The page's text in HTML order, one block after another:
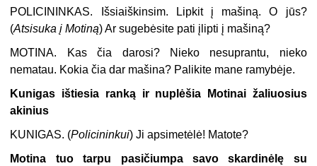
POLICININKAS.
Išsiaiškinsim. Lipkit į mašiną. O jūs?
(Atsisuka į Motiną) Ar sugebėsite pati įlipti į mašiną?
MOTINA.
Kas čia darosi? Nieko nesuprantu, nieko
nematau. Kokia čia dar mašina? Palikite mane ramybėje.
Kunigas ištiesia ranką ir nuplėšia Motinai žaliuosius
akinius
KUNIGAS. (Policininkui) Ji apsimetėlė! Matote?
Motina tuo tarpu pasičiumpa savo skardinėlę su